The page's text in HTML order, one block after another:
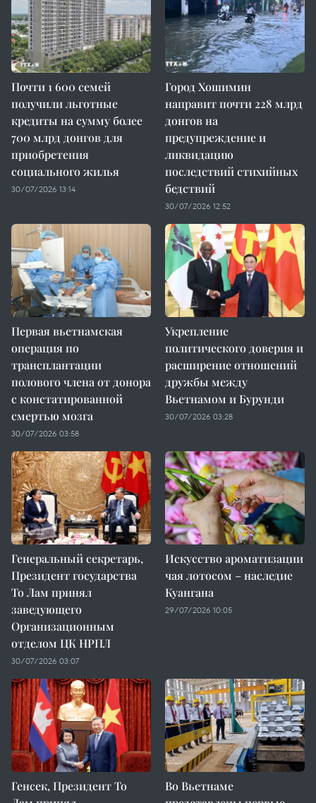
Почти 1 600 семей
получили льготные
кредиты на сумму более
700 млрд донгов для
приобретения
социального жилья
30/07/2026 13:14
Город Хошимин
направит почти 228 млрд
донгов на
предупреждение и
ликвидацию
последствий стихийных
бедствий
30/07/2026 12:52
Первая вьетнамская
операция по
трансплантации
полового члена от донора
с констатированной
смертью мозга
30/07/2026 03:58
Укрепление
политического доверия и
расширение отношений
дружбы между
Вьетнамом и Бурунди
30/07/2026 03:28
Генеральный секретарь,
Президент государства
То Лам принял
заведующего
Организационным
отделом ЦК НРПЛ
30/07/2026 03:07
Искусство ароматизации
чая лотосом – наследие
Куангана
29/07/2026 10:05
Генсек, Президент То
Во Вьетнаме